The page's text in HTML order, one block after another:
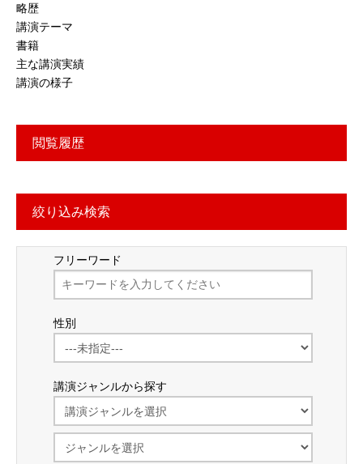
略歴
講演テーマ
書籍
主な講演実績
講演の様子
閲覧履歴
絞り込み検索
フリーワード
性別
講演ジャンルから探す